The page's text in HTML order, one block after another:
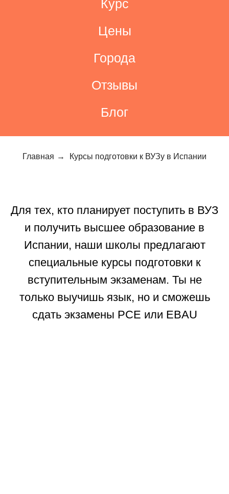
Курс
Цены
Города
Отзывы
Блог
Главная → Курсы подготовки к ВУЗу в Испании
Для тех, кто планирует поступить в ВУЗ
и получить высшее образование в
Испании, наши школы предлагают
специальные курсы подготовки к
вступительным экзаменам. Ты не
только выучишь язык, но и сможешь
сдать экзамены PCE или EBAU